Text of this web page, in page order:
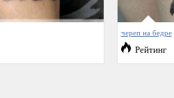
череп на бедре
Рейтинг